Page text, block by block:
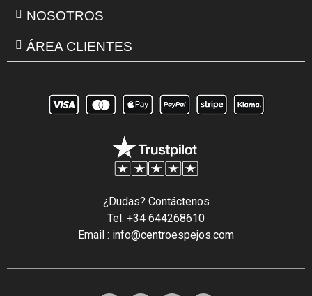
NOSOTROS
ÁREA CLIENTES
¿Dudas? Contáctenos
Tel: +34 644268610
Email : info@centroespejos.com